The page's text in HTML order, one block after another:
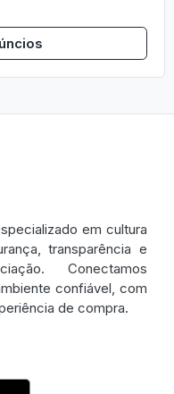
em cultura
transparência e
Conectamos
confiável, com
de compra.